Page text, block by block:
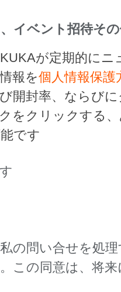
イベント招待そ
が定期的に
報を個人情報保護
開封率、ならび
をクリックする
です
の問い合せを処
この同意は、将